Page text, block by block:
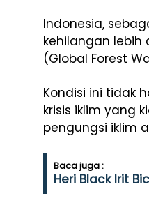
Indonesia,
kehilangan lebih
(Global Forest
Kondisi ini tidak
krisis iklim yang
pengungsi iklim
Baca juga :
Heri Black Irit